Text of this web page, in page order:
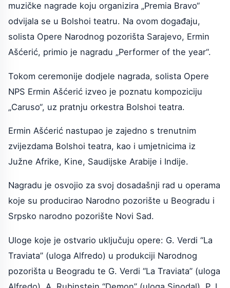
muzičke nagrade koju organizira „Premia Bravo“
odvijala se u Bolshoi teatru. Na ovom događaju,
solista Opere Narodnog pozorišta Sarajevo, Ermin
Ašćerić, primio je nagradu „Performer of the year“.
Tokom ceremonije dodjele nagrada, solista Opere
NPS Ermin Ašćerić izveo je poznatu kompoziciju
„Caruso“, uz pratnju orkestra Bolshoi teatra.
Ermin Ašćerić nastupao je zajedno s trenutnim
zvijezdama Bolshoi teatra, kao i umjetnicima iz
Južne Afrike, Kine, Saudijske Arabije i Indije.
Nagradu je osvojio za svoj dosadašnji rad u operama
koje su producirao Narodno pozorište u Beogradu i
Srpsko narodno pozorište Novi Sad.
Uloge koje je ostvario uključuju opere: G. Verdi “La
Traviata” (uloga Alfredo) u produkciji Narodnog
pozorišta u Beogradu te G. Verdi “La Traviata” (uloga